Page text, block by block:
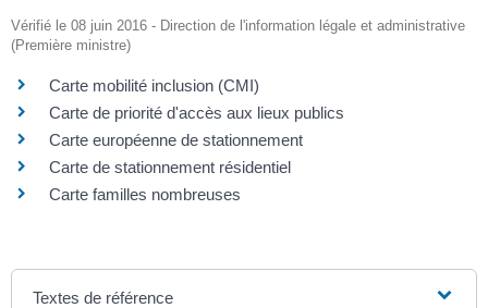
Vérifié le 08 juin 2016 - Direction de l'information légale et administrative
(Première ministre)
Carte mobilité inclusion (CMI)
Carte de priorité d'accès aux lieux publics
Carte européenne de stationnement
Carte de stationnement résidentiel
Carte familles nombreuses
Textes de référence